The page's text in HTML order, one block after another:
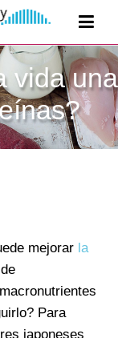
vida una
mejorar la
Para
japoneses